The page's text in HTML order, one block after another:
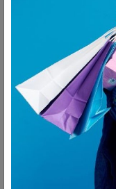
عندنا لك الحل!
المكسرات، أو حتى
أو الاستخدام